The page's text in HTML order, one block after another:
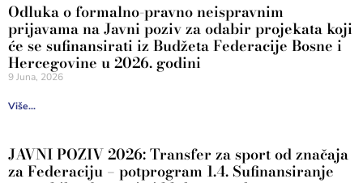
Odluka o formalno-pravno neispravnim
prijavama na Javni poziv za odabir projekata koji
će se sufinansirati iz Budžeta Federacije Bosne i
Hercegovine u 2026. godini
9 Juna, 2026
Više...
JAVNI POZIV 2026: Transfer za sport od značaja
za Federaciju – potprogram 1.4. Sufinansiranje